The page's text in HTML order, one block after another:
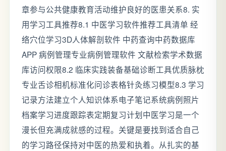
章参与公共健康教育活动维护良好的医患关系8. 实
用学习工具推荐8.1 中医学习软件推荐工具清单 经
络穴位学习3D人体解剖软件 中药查询中药数据库
APP 病例管理专业病例管理软件 文献检索学术数据
库访问权限8.2 临床实践装备基础诊断工具优质脉枕
专业舌诊相机标准化问诊表格针灸练习模型8.3 学习
记录方法建立个人知识体系电子笔记系统病例照片
档案学习进度跟踪表定期复习计划中医学习是一个
漫长但充满成就感的过程。关键是要找到适合自己
的学习路径保持对中医的热爱和执着。从扎实的基